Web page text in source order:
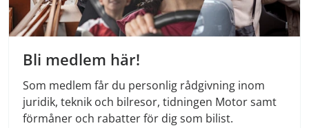
Bli medlem här!
Som medlem får du personlig rådgivning inom
juridik, teknik och bilresor, tidningen Motor samt
förmåner och rabatter för dig som bilist.